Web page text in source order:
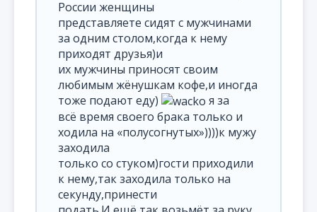
России женщины
представляете сидят с мужчинами
за одним столом,когда к нему
приходят друзья)и
их мужчины приносят своим
любимым жёнушкам кофе,и иногда
тоже подают еду)
я за
всё время своего брака только и
ходила на «полусогнутых»))))к мужу
заходила
только со стуком)гости приходили
к нему,так заходила только на
секунду,принести